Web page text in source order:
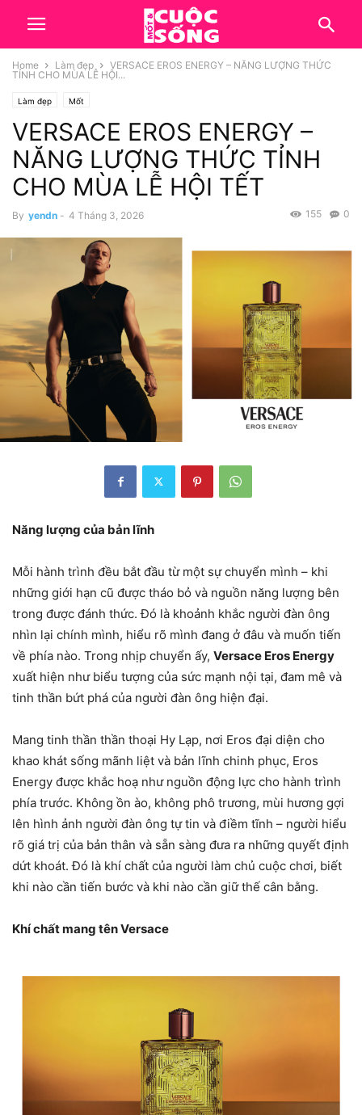
Home Làm đẹp
VERSACE EROS ENERGY – NĂNG LƯỢNG THỨC
TỈNH CHO MÙA LỄ HỘI...
Làm đẹp Mốt
VERSACE EROS ENERGY –
NĂNG LƯỢNG THỨC TỈNH
CHO MÙA LỄ HỘI TẾT
By yendn - 4 Tháng 3, 2026 0
155
Năng lượng của bản lĩnh
Mỗi hành trình đều bắt đầu từ một sự chuyển mình – khi
những giới hạn cũ được tháo bỏ và nguồn năng lượng bên
trong được đánh thức. Đó là khoảnh khắc người đàn ông
nhìn lại chính mình, hiểu rõ mình đang ở đâu và muốn tiến
về phía nào. Trong nhịp chuyển ấy, Versace Eros Energy
xuất hiện như biểu tượng của sức mạnh nội tại, đam mê và
tinh thần bứt phá của người đàn ông hiện đại.
Mang tinh thần thần thoại Hy Lạp, nơi Eros đại diện cho
khao khát sống mãnh liệt và bản lĩnh chinh phục, Eros
Energy được khắc hoạ như nguồn động lực cho hành trình
phía trước. Không ồn ào, không phô trương, mùi hương gợi
lên hình ảnh người đàn ông tự tin và điềm tĩnh – người hiểu
rõ giá trị của bản thân và sẵn sàng đưa ra những quyết định
dứt khoát. Đó là khí chất của người làm chủ cuộc chơi, biết
khi nào cần tiến bước và khi nào cần giữ thế cân bằng.
Khí chất mang tên Versace